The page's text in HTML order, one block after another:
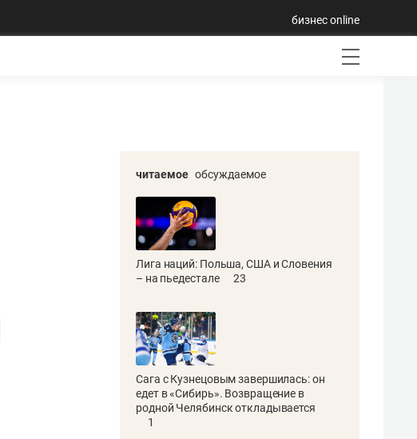
бизнес online
читаемое обсуждаемое
Лига наций: Польша, США и Словения
– на пьедестале
23
Сага с Кузнецовым завершилась: он
едет в «Сибирь». Возвращение в
родной Челябинск откладывается
1